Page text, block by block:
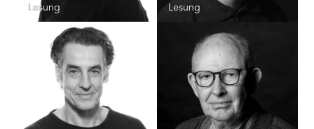
Lesung
Lesung